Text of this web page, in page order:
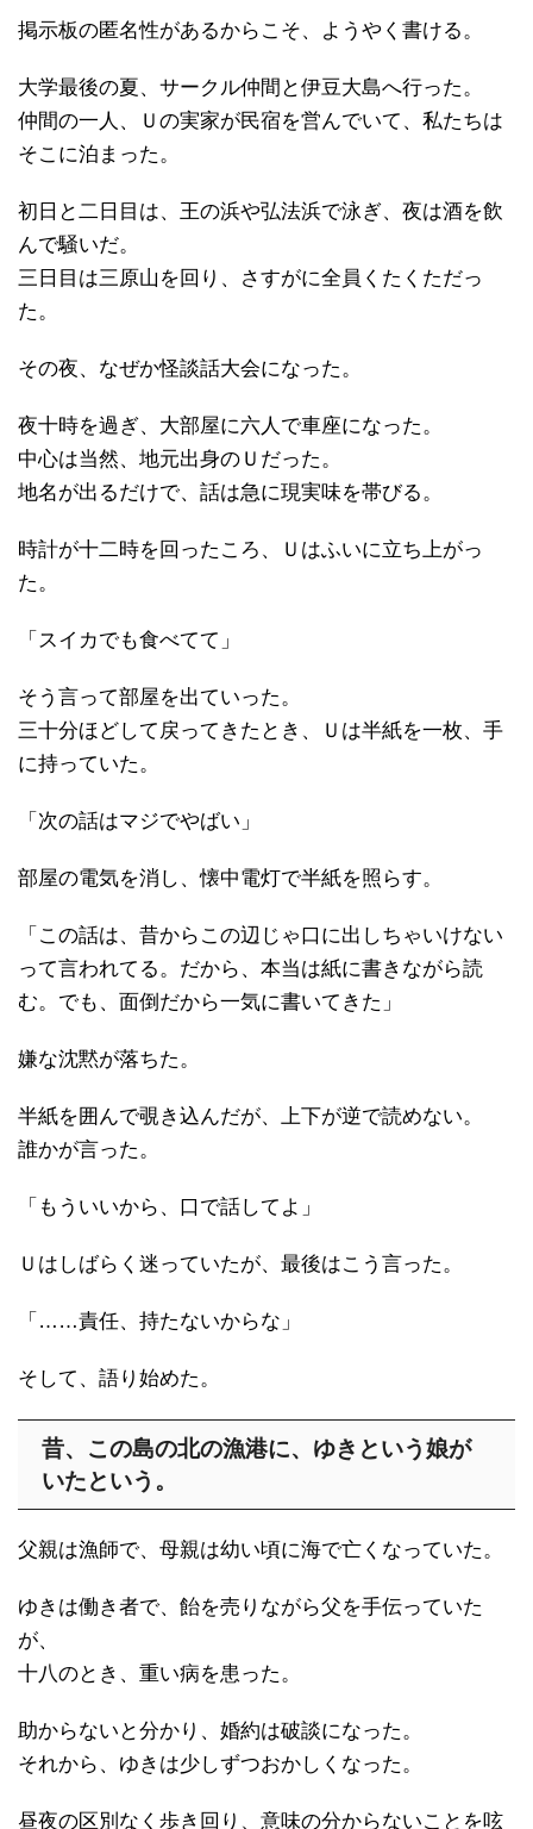
掲示板の匿名性があるからこそ、ようやく書ける。
大学最後の夏、サークル仲間と伊豆大島へ行った。
仲間の一人、Ｕの実家が民宿を営んでいて、私たちは
そこに泊まった。
初日と二日目は、王の浜や弘法浜で泳ぎ、夜は酒を飲
んで騒いだ。
三日目は三原山を回り、さすがに全員くたくただっ
た。
その夜、なぜか怪談話大会になった。
夜十時を過ぎ、大部屋に六人で車座になった。
中心は当然、地元出身のＵだった。
地名が出るだけで、話は急に現実味を帯びる。
時計が十二時を回ったころ、Ｕはふいに立ち上がっ
た。
「スイカでも食べてて」
そう言って部屋を出ていった。
三十分ほどして戻ってきたとき、Ｕは半紙を一枚、手
に持っていた。
「次の話はマジでやばい」
部屋の電気を消し、懐中電灯で半紙を照らす。
「この話は、昔からこの辺じゃ口に出しちゃいけない
って言われてる。だから、本当は紙に書きながら読
む。でも、面倒だから一気に書いてきた」
嫌な沈黙が落ちた。
半紙を囲んで覗き込んだが、上下が逆で読めない。
誰かが言った。
「もういいから、口で話してよ」
Ｕはしばらく迷っていたが、最後はこう言った。
「……責任、持たないからな」
そして、語り始めた。
昔、この島の北の漁港に、ゆきという娘が
いたという。
父親は漁師で、母親は幼い頃に海で亡くなっていた。
ゆきは働き者で、飴を売りながら父を手伝っていた
が、
十八のとき、重い病を患った。
助からないと分かり、婚約は破談になった。
それから、ゆきは少しずつおかしくなった。
昼夜の区別なく歩き回り、意味の分からないことを呟